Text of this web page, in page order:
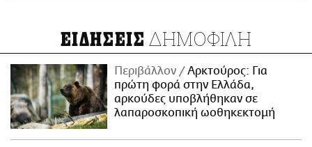
ΕΙΔΗΣΕΙΣ ΔΗΜΟΦΙΛΗ
Περιβάλλον
Αρκτούρος: Για
πρώτη φορά στην Ελλάδα,
αρκούδες υποβλήθηκαν σε
λαπαροσκοπική ωοθηκεκτομή